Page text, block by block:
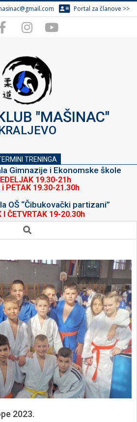
Portal za članove >>
"MAŠINAC"
TRENINGA
Gimnazije i Ekonomske škole
19.30-21h
i PETAK 19.30-21.30h
OŠ “Čibukovački partizani”
I ČETVRTAK 19-20.30h
Search
2023.